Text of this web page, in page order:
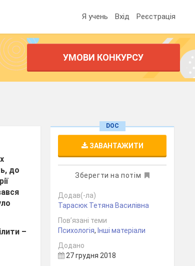
Я учень Вхід Реєстрація
УМОВИ КОНКУРСУ
до
–
DOC
ЗАВАНТАЖИТИ
Зберегти на потім
Додав(-ла)
Тарасюк Тетяна Василівна
Пов’язані теми
Психологія, Інші матеріали
Додано
27 грудня 2018